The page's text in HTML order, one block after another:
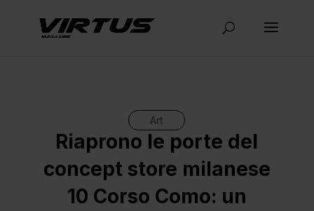
Art
Riaprono le porte del
concept store milanese
10 Corso Como: un